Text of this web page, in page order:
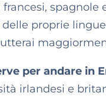
delle proprie
per andare in
irlandesi e